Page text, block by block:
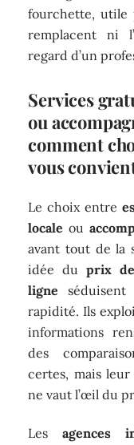
fourchette, utile
remplacent ni
regard d’un
Services
ou
comment
vous
Le choix entre
locale ou
avant tout de la
idée duprix
ligne
rapidité. Ils
informations
des
certes, mais
ne vaut l’œil du
Lesagences